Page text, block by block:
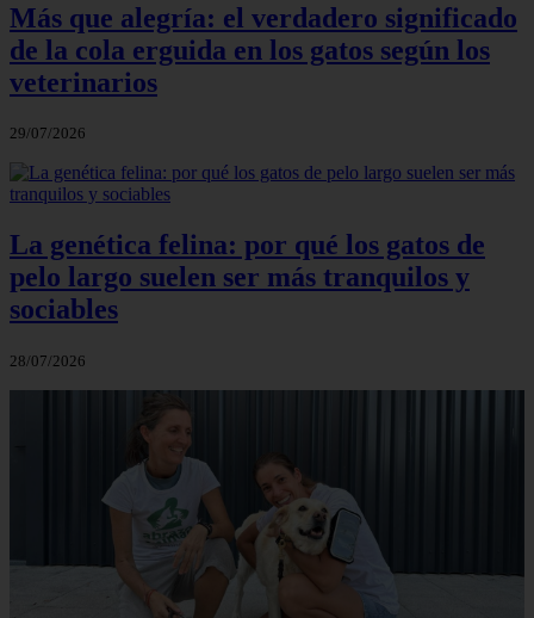
Más que alegría: el verdadero significado
de la cola erguida en los gatos según los
veterinarios
29/07/2026
La genética felina: por qué los gatos de
pelo largo suelen ser más tranquilos y
sociables
28/07/2026